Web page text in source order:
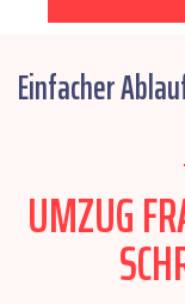
Einfacher
UMZUG